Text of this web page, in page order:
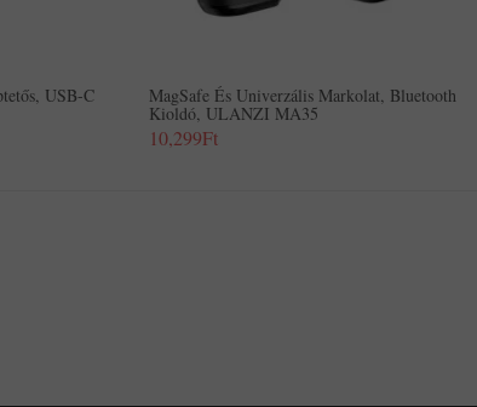
USB-C MagSafe És Univerzális Markolat, Bluetooth
Kioldó, ULANZI MA35
10,299Ft